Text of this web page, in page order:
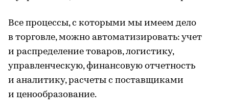
Все процессы, с которыми мы имеем дело
в торговле, можно автоматизировать: учет
и распределение товаров, логистику,
управленческую, финансовую отчетность
и аналитику, расчеты с поставщиками
и ценообразование.